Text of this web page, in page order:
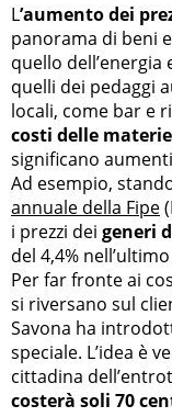
L’aumento dei
panorama di beni
quello
quelli dei pedaggi
locali, come bar e
costi delle
significano
Ad esempio,
annuale della Fipe
i prezzi dei generi
del 4,4%
Per far fronte ai
si riversano sul
Savona ha
speciale. L’idea è
cittadina
costerà soli 70